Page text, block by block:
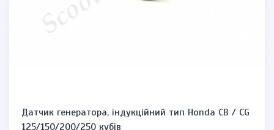
Датчик генератора, індукційний тип Honda CB / CG
125/150/200/250 кубів